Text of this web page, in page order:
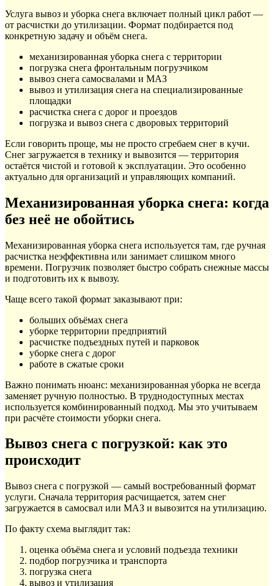
Услуга вывоз и уборка снега включает полный цикл работ —
от расчистки до утилизации. Формат подбирается под
конкретную задачу и объём снега.
механизированная уборка снега с территории
погрузка снега фронтальным погрузчиком
вывоз снега самосвалами и МАЗ
вывоз и утилизация снега на специализированные
площадки
расчистка снега с дорог и проездов
погрузка и вывоз снега с дворовых территорий
Если говорить проще, мы не просто сгребаем снег в кучи.
Снег загружается в технику и вывозится — территория
остаётся чистой и готовой к эксплуатации. Это особенно
актуально для организаций и управляющих компаний.
Механизированная уборка снега: когда
без неё не обойтись
Механизированная уборка снега используется там, где ручная
расчистка неэффективна или занимает слишком много
времени. Погрузчик позволяет быстро собрать снежные массы
и подготовить их к вывозу.
Чаще всего такой формат заказывают при:
больших объёмах снега
уборке территории предприятий
расчистке подъездных путей и парковок
уборке снега с дорог
работе в сжатые сроки
Важно понимать нюанс: механизированная уборка не всегда
заменяет ручную полностью. В труднодоступных местах
используется комбинированный подход. Мы это учитываем
при расчёте стоимости уборки снега.
Вывоз снега с погрузкой: как это
происходит
Вывоз снега с погрузкой — самый востребованный формат
услуги. Сначала территория расчищается, затем снег
загружается в самосвал или МАЗ и вывозится на утилизацию.
По факту схема выглядит так:
оценка объёма снега и условий подъезда техники
подбор погрузчика и транспорта
погрузка снега
вывоз и утилизация